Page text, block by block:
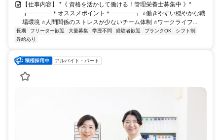
【仕事内容】 *《 資格を活かして働ける！管理栄養士募集中 》*
┏━━━━＊オススメポイント＊━━━━┓ ⭐️働きやすい穏やかな職
場環境 ⭐️人間関係のストレスが少ないチーム体制 ⭐️ワークライフ...
長期 フリーター歓迎 大量募集 学歴不問 経験者歓迎 ブランクOK
シフト制
昇給あり
アルバイト・パート